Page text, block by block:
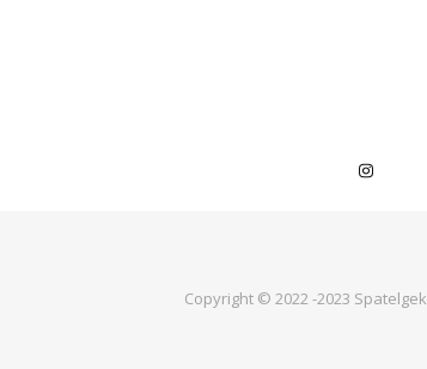
Copyright © 2022 -2023 Spatelgek